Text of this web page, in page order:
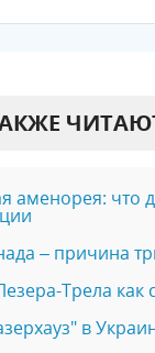
аменорея: что
– причина
Трела как
в